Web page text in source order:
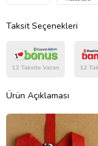
Taksit Seçenekleri
Ürün Açıklaması